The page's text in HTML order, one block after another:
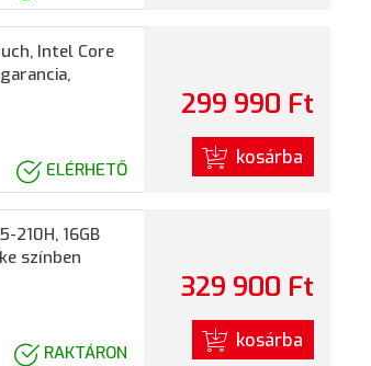
Intel Core
ELÉRHETŐ
299 990 Ft
kosárba
210H, 16GB
színben
RAKTÁRON
329 900 Ft
kosárba